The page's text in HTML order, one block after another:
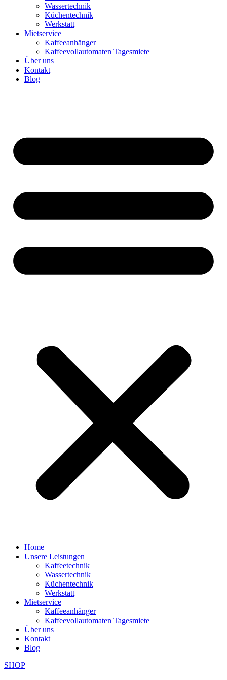
Wassertechnik
Küchentechnik
Werkstatt
Mietservice
Kaffeeanhänger
Kaffeevollautomaten Tagesmiete
Über uns
Kontakt
Blog
Home
Unsere Leistungen
Kaffeetechnik
Wassertechnik
Küchentechnik
Werkstatt
Mietservice
Kaffeeanhänger
Kaffeevollautomaten Tagesmiete
Über uns
Kontakt
Blog
SHOP